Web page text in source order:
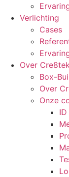
Verlichting
Cases
Over
Box-
Over
Onze